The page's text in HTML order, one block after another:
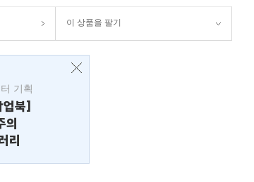
이 상품을 팔기
기획
북]
의
리